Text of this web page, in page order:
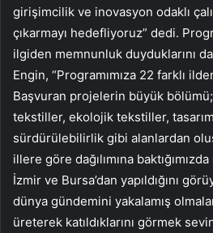
girişimcilik ve inovasyon odaklı
çıkarmayı hedefliyoruz” dedi.
ilgiden memnunluk duyduklarını
Engin, “Programımıza 22 farklı
Başvuran projelerin büyük bölümü;
tekstiller, ekolojik tekstiller,
sürdürülebilirlik gibi alanlardan
illere göre dağılımına
İzmir ve Bursa’dan yapıldığını
dünya gündemini yakalamış
üreterek katıldıklarını görmek